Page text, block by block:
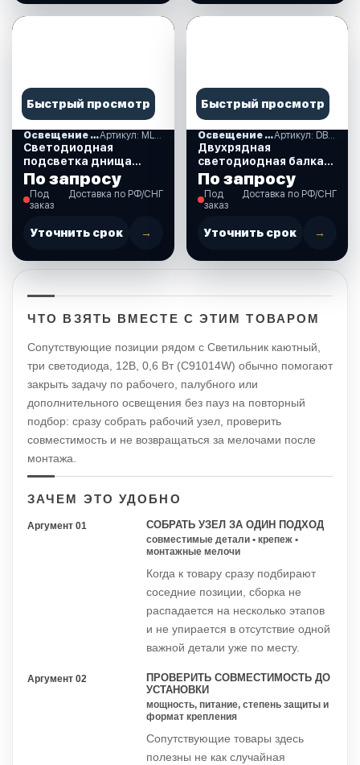
Быстрый просмотр
Освещение и свет
Светодиодная
подсветка днища
автомобиля MUD
LIGHT MONSTER
(MLM8)
По запросу
Под
заказ
Доставка по РФ/СНГ
Уточнить срок →
Быстрый просмотр
Освещение и свет Артикул: DB-72W spot
Двухрядная
светодиодная балка
DB-72W spot дальний
свет. (длина 36 см 14
дюйма) (DB-72W spot)
По запросу
Под
заказ
Доставка по РФ/СНГ
Уточнить срок →
ЧТО ВЗЯТЬ ВМЕСТЕ С ЭТИМ ТОВАРОМ
Сопутствующие позиции рядом с Светильник каютный,
три светодиода, 12В, 0,6 Вт (C91014W) обычно помогают
закрыть задачу по рабочего, палубного или
дополнительного освещения без пауз на повторный
подбор: сразу собрать рабочий узел, проверить
совместимость и не возвращаться за мелочами после
монтажа.
ЗАЧЕМ ЭТО УДОБНО
Аргумент 01 СОБРАТЬ УЗЕЛ ЗА ОДИН ПОДХОД
совместимые детали • крепеж •
монтажные мелочи
Когда к товару сразу подбирают
соседние позиции, сборка не
распадается на несколько этапов
и не упирается в отсутствие одной
важной детали уже по месту.
Аргумент 02
ПРОВЕРИТЬ СОВМЕСТИМОСТЬ ДО
УСТАНОВКИ
мощность, питание, степень защиты и
формат крепления
Сопутствующие товары здесь
полезны не как случайная